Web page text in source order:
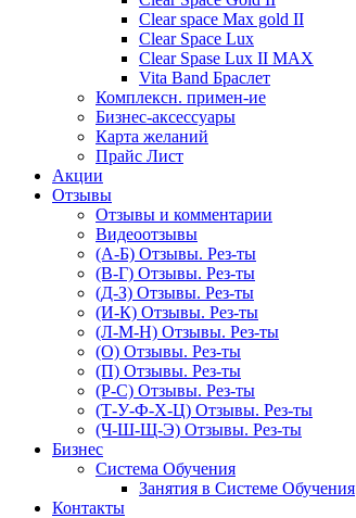
Clear space Max gold II
Clear Space Lux
Clear Spase Lux II MAX
Vita Band Браслет
Комплексн. примен-ие
Бизнес-аксессуары
Карта желаний
Прайс Лист
Акции
Отзывы
Отзывы и комментарии
Видеоотзывы
(А-Б) Отзывы. Рез-ты
(В-Г) Отзывы. Рез-ты
(Д-З) Отзывы. Рез-ты
(И-К) Отзывы. Рез-ты
(Л-М-Н) Отзывы. Рез-ты
(О) Отзывы. Рез-ты
(П) Отзывы. Рез-ты
(Р-С) Отзывы. Рез-ты
(Т-У-Ф-Х-Ц) Отзывы. Рез-ты
(Ч-Ш-Щ-Э) Отзывы. Рез-ты
Бизнес
Система Обучения
Занятия в Системе Обучения
Контакты